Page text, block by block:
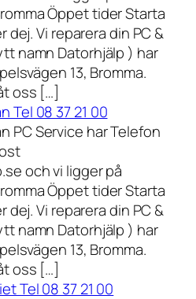
Öppet tider Starta
dej. Vi reparera din PC &
namn Datorhjälp ) har
13, Bromma.
oss […]
Tel 08 37 21 00
PC Service har Telefon
och vi ligger på
Öppet tider Starta
dej. Vi reparera din PC &
namn Datorhjälp ) har
13, Bromma.
oss […]
Tel 08 37 21 00